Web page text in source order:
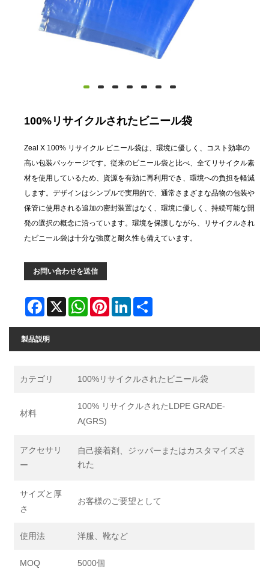
100%リサイクルされたビニール袋
Zeal X 100% リサイクル ビニール袋は、環境に優しく、コスト効率の
高い包装パッケージです。従来のビニール袋と比べ、全てリサイクル素
材を使用しているため、資源を有効に再利用でき、環境への負担を軽減
します。デザインはシンプルで実用的で、通常さまざまな品物の包装や
保管に使用される追加の密封装置はなく、環境に優しく、持続可能な開
発の選択の概念に沿っています。環境を保護しながら、リサイクルされ
たビニール袋は十分な強度と耐久性も備えています。
お問い合わせを送信
Facebook
X WhatsAppPinterestLinkedIn
製品説明
カテゴリ 100%リサイクルされたビニール袋
材料
100% リサイクルされたLDPE GRADE-
A(GRS)
アクセサリ
ー
自己接着剤、ジッパーまたはカスタマイズさ
れた
サイズと厚
さ
お客様のご要望として
使用法 洋服、靴など
MOQ 5000個